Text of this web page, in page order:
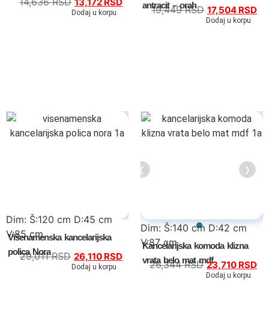
Dodaj u korpu
antracit – orah
19,449RSD 17,504 RSD
Dodaj u korpu
Dim: Š:120 cm D:45 cm
V:85 cm
Višenamenska kancelarijska
polica Nora
29,011RSD 26,110 RSD
Dodaj u korpu
❮ ❯
Dim: Š:140 cm D:42 cm
V:87 cm
Kancelarijska komoda klizna
vrata belo mat mdf
26,344RSD 23,710 RSD
Dodaj u korpu
Tv komode
Klub stolovi
Specijalne ponude